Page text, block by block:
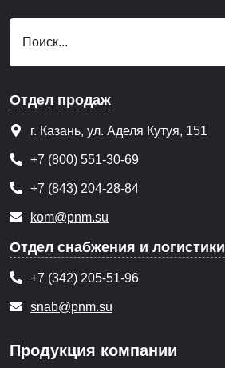
Отдел продаж
г. Казань, ул. Аделя Кутуя, 151
+7 (800) 551-30-69
+7 (843) 204-28-84
kom@pnm.su
Отдел снабжения и логистики
+7 (342) 205-51-96
snab@pnm.su
Продукция компании